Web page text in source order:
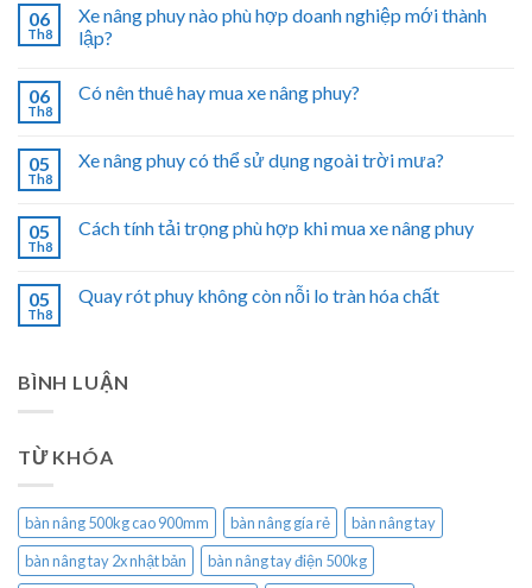
06
Th8
Xe nâng phuy nào phù hợp doanh nghiệp mới thành
lập?
06
Th8
Có nên thuê hay mua xe nâng phuy?
05
Th8
Xe nâng phuy có thể sử dụng ngoài trời mưa?
05
Th8
Cách tính tải trọng phù hợp khi mua xe nâng phuy
05
Th8
Quay rót phuy không còn nỗi lo tràn hóa chất
BÌNH LUẬN
TỪ KHÓA
bàn nâng 500kg cao 900mm bàn nâng gía rẻ
bàn nâng tay
bàn nâng tay 2x nhật bản
bàn nâng tay điện 500kg